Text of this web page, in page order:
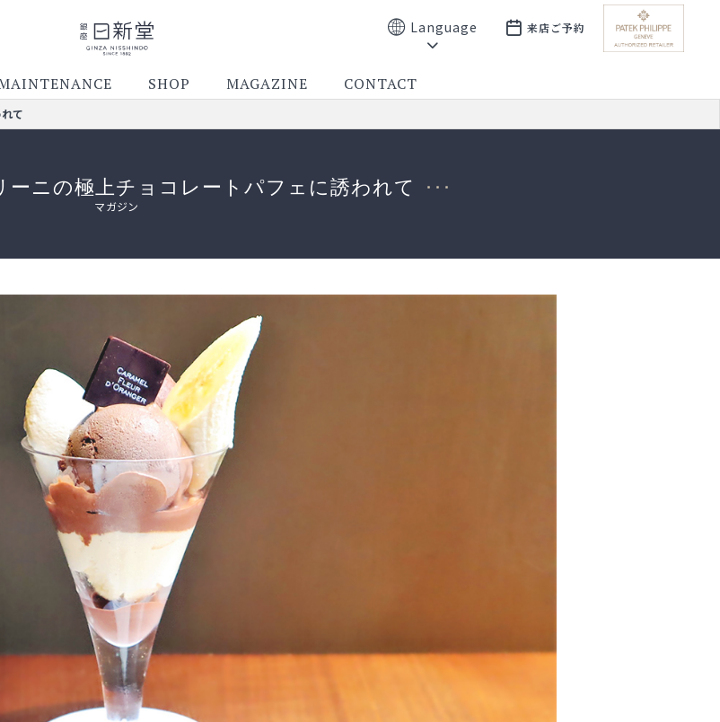
SHOP MAGAZINE CONTACT
Language 来店ご予約
て
ニの極上チョコレートパフェに誘われて
マガジン